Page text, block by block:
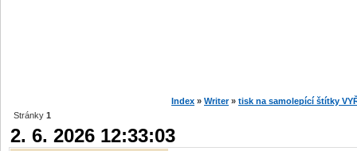
Index » Writer » tisk na samolepící štítky
Stránky 1
2. 6. 2026 12:33:03